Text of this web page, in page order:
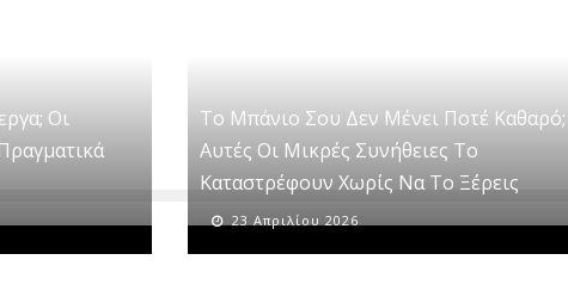
Οι
Το Μπάνιο Σου Δεν Μένει Ποτέ Καθαρό;
Αυτές Οι Μικρές Συνήθειες Το
Καταστρέφουν Χωρίς Να Το Ξέρεις
23 Απριλίου 2026